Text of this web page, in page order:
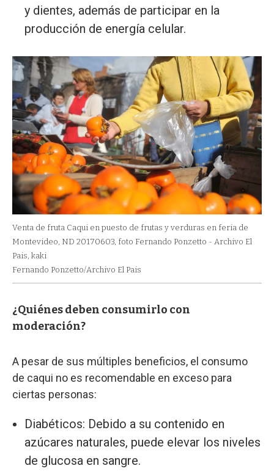
y dientes, además de participar en la
producción de energía celular.
Venta de fruta Caqui en puesto de frutas y verduras en feria de
Montevideo, ND 20170603, foto Fernando Ponzetto - Archivo El
Pais, kaki
Fernando Ponzetto/Archivo El Pais
¿Quiénes deben consumirlo con
moderación?
A pesar de sus múltiples beneficios, el consumo
de caqui no es recomendable en exceso para
ciertas personas:
Diabéticos: Debido a su contenido en
azúcares naturales, puede elevar los niveles
de glucosa en sangre.